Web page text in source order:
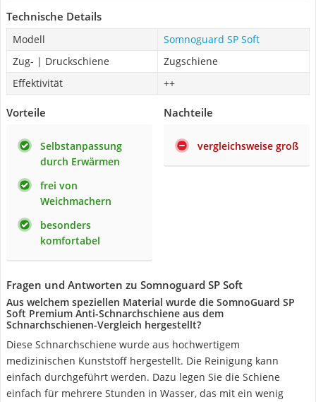
Technische Details
Modell
Somnoguard SP Soft
Zug- | Druckschiene
Zugschiene
Effektivität
++
Vorteile
Selbstanpassung
durch Erwärmen
frei von
Weichmachern
besonders
komfortabel
Nachteile
vergleichsweise groß
Fragen und Antworten zu Somnoguard SP Soft
Aus welchem speziellen Material wurde die SomnoGuard SP
Soft Premium Anti-Schnarchschiene aus dem
Schnarchschienen-Vergleich hergestellt?
Diese Schnarchschiene wurde aus hochwertigem
medizinischen Kunststoff hergestellt. Die Reinigung kann
einfach durchgeführt werden. Dazu legen Sie die Schiene
einfach für mehrere Stunden in Wasser, das mit ein wenig